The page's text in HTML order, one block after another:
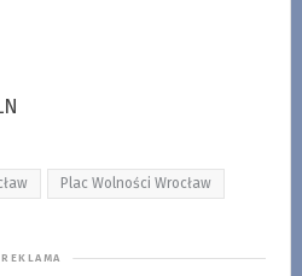
Plac Wolności Wrocław